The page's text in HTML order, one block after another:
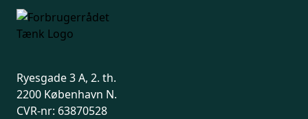
Ryesgade 3 A, 2. th.
2200 København N.
CVR-nr: 63870528